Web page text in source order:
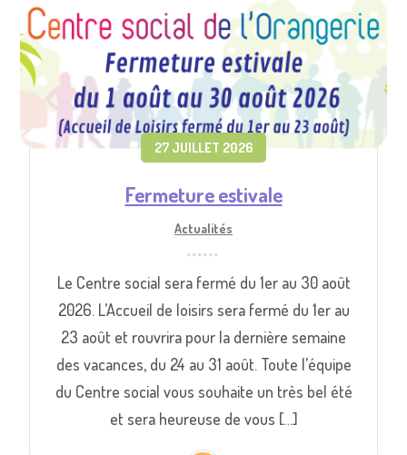
27 JUILLET 2026
Fermeture estivale
Actualités
Le Centre social sera fermé du 1er au 30 août
2026. L’Accueil de loisirs sera fermé du 1er au
23 août et rouvrira pour la dernière semaine
des vacances, du 24 au 31 août. Toute l’équipe
du Centre social vous souhaite un très bel été
et sera heureuse de vous […]